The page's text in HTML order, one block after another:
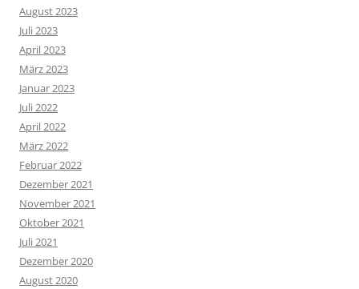
August 2023
Juli 2023
April 2023
März 2023
Januar 2023
Juli 2022
April 2022
März 2022
Februar 2022
Dezember 2021
November 2021
Oktober 2021
Juli 2021
Dezember 2020
August 2020